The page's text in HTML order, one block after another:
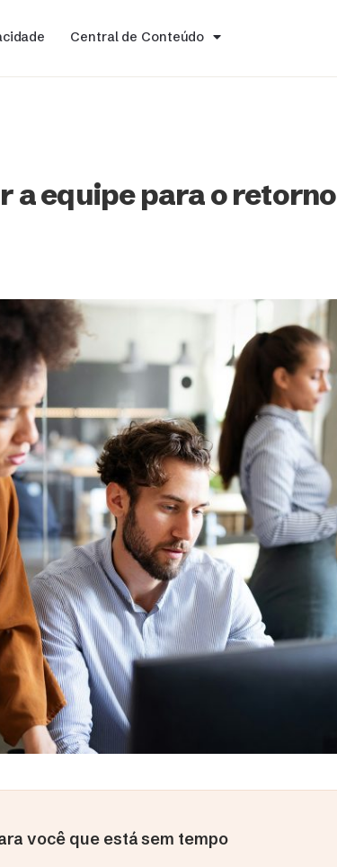
Central de Conteúdo
a equipe para o retorno
você que está sem tempo